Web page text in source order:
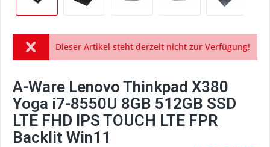
Dieser Artikel steht derzeit nicht zur Verfügung!
A-Ware Lenovo Thinkpad X380
Yoga i7-8550U 8GB 512GB SSD
LTE FHD IPS TOUCH LTE FPR
Backlit Win11